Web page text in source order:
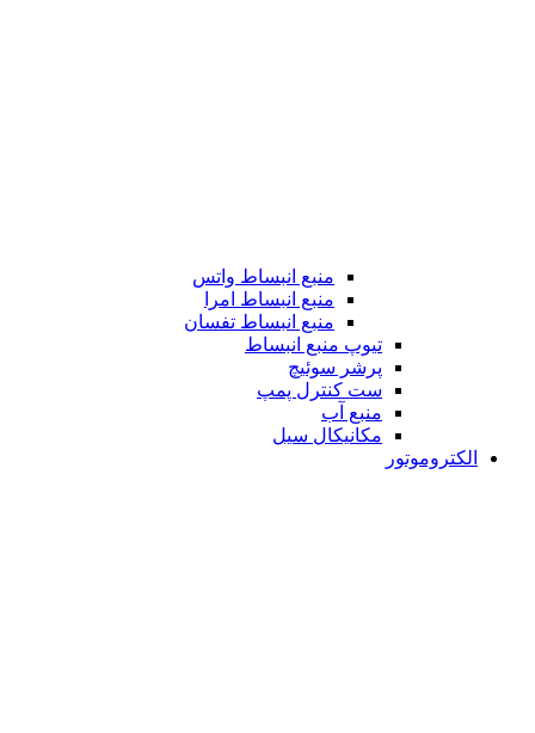
منبع انبساط واتس
منبع انبساط امرا
منبع انبساط تفسان
تیوپ منبع انبساط
پرشر سوئیچ
ست کنترل پمپ
منبع آب
مکانیکال سیل
الکتروموتور